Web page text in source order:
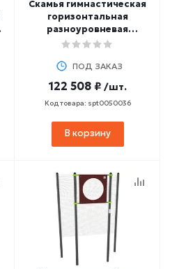
Скамья гимнастическая
горизонтальная
разноуровневая
(двойная) ZAVODSPORTA
ПОД ЗАКАЗ
122 508 ₽ /шт.
Код товара: spt0050036
В корзину